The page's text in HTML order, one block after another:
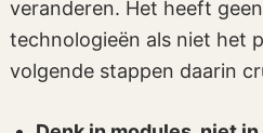
veranderen. Het heeft
technologieën als niet het
volgende stappen daarin